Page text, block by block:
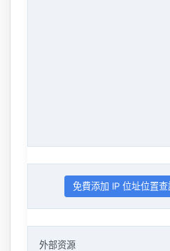
免費添加 IP 位址位置
外部资源